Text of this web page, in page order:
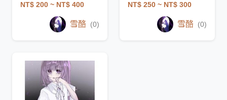
NT$ 200 ~ NT$ 400
雪酪 (0)
NT$ 250 ~ NT$ 300
雪酪 (0)